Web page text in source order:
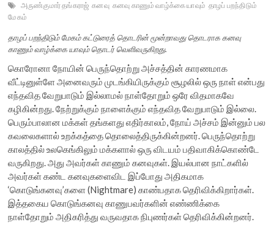
அருண்குமார் தங்கராஜ் கனவு கனவு காணும் வாழ்க்கை யாவும் தாழப் பறந்திடும்
மேகம்
தாழப் பறந்திடும் மேகம் கட்டுரைத் தொடரின் மூன்றாவது தொடராக கனவு
காணும் வாழ்க்கை யாவும் தொடர் வெளிவருகிறது.
கொரோனா நோயின் பெருந்தொற்று அச்சத்தின் காரணமாக
வீட்டினுள்ளே அனைவரும் முடங்கியிருக்கும் சூழலில் ஒரு நாள் என்பது
எந்தவித வேறுபாடும் இல்லாமல் நாள்தோறும் ஒரே விதமாகவே
கழிகின்றது. நேற்றுக்கும் நாளைக்கும் எந்தவித வேறுபாடும் இல்லை.
பெரும்பாலான மக்கள் தங்களது எதிர்காலம், நோய் அச்சம் இன்னும் பல
கவலைகளால் உறக்கத்தை தொலைத்திருக்கின்றனர். பெருந்தொற்று
காலத்தில் உலகெங்கிலும் மக்களால் ஒரு விடயம் பதிவாகிக்கொண்டே
வருகிறது. அது அவர்கள் காணும் கனவுகள். இயல்பான நாட்களில்
அவர்கள் கண்ட கனவுகளைவிட இப்போது அதிகமாக
‘கொடுங்கனவு’களை (Nightmare) காண்பதாக தெரிவிக்கிறார்கள்.
இத்தகைய கொடுங்கனவு காணுபவர்களின் எண்ணிக்கை
நாள்தோறும் அதிகரித்து வருவதாக நிபுணர்கள் தெரிவிக்கின்றனர்.